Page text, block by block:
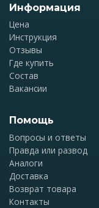
Информация
Цена
Инструкция
Отзывы
Где купить
Состав
Вакансии
Помощь
Вопросы и ответы
Правда или развод
Аналоги
Доставка
Возврат товара
Контакты